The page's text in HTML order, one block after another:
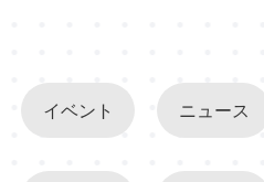
イベント ニュース